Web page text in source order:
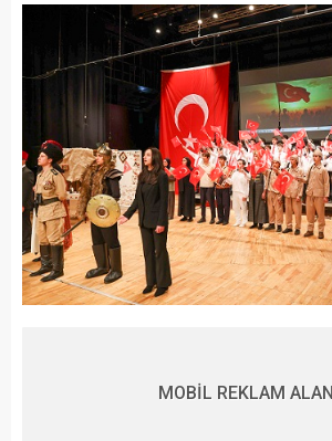
MOBİL REKLAM ALANI